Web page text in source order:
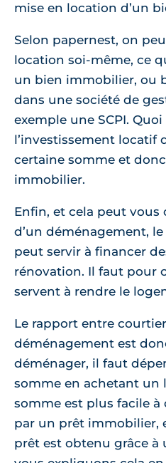
mise en location d’un
Selon papernest, on
location soi-même, ce
un bien immobilier, ou
dans une société de
exemple une SCPI. Quoi
l’investissement locatif
certaine somme et
immobilier.
Enfin, et cela peut vous
d’un déménagement,
peut servir à financer
rénovation. Il faut pour
servent à rendre le
Le rapport entre
déménagement est
déménager, il faut
somme en achetant un
somme est plus facile à
par un prêt immobilier,
prêt est obtenu grâce à